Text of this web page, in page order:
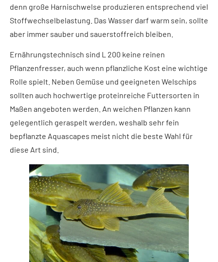
denn große Harnischwelse produzieren entsprechend viel
Stoffwechselbelastung. Das Wasser darf warm sein, sollte
aber immer sauber und sauerstoffreich bleiben.
Ernährungstechnisch sind L 200 keine reinen
Pflanzenfresser, auch wenn pflanzliche Kost eine wichtige
Rolle spielt. Neben Gemüse und geeigneten Welschips
sollten auch hochwertige proteinreiche Futtersorten in
Maßen angeboten werden. An weichen Pflanzen kann
gelegentlich geraspelt werden, weshalb sehr fein
bepflanzte Aquascapes meist nicht die beste Wahl für
diese Art sind.